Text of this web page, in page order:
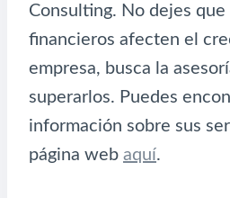
Consulting. No dejes que
financieros afecten el
empresa, busca la
superarlos. Puedes
información sobre sus
página web aquí.